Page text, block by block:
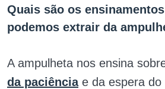
Quais são os
podemos extrair da
A ampulheta nos ensina
da paciênciae da espera do